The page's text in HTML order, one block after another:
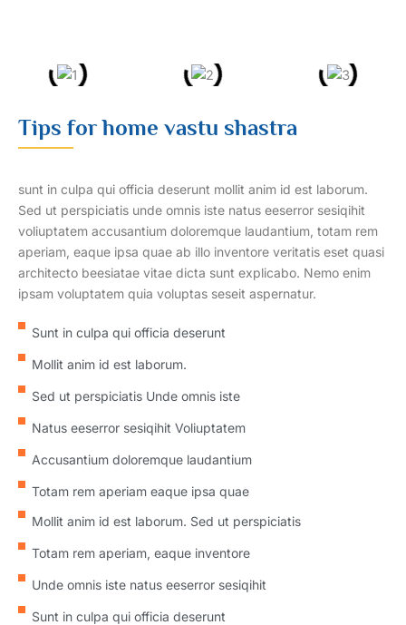
Tips for home vastu shastra
sunt in culpa qui officia deserunt mollit anim id est laborum.
Sed ut perspiciatis unde omnis iste natus eeserror sesiqihit
voliuptatem accusantium doloremque laudantium, totam rem
aperiam, eaque ipsa quae ab illo inventore veritatis eset quasi
architecto beesiatae vitae dicta sunt explicabo. Nemo enim
ipsam voluptatem quia voluptas seseit aspernatur.
Sunt in culpa qui officia deserunt
Mollit anim id est laborum.
Sed ut perspiciatis Unde omnis iste
Natus eeserror sesiqihit Voliuptatem
Accusantium doloremque laudantium
Totam rem aperiam eaque ipsa quae
Mollit anim id est laborum. Sed ut perspiciatis
Totam rem aperiam, eaque inventore
Unde omnis iste natus eeserror sesiqihit
Sunt in culpa qui officia deserunt